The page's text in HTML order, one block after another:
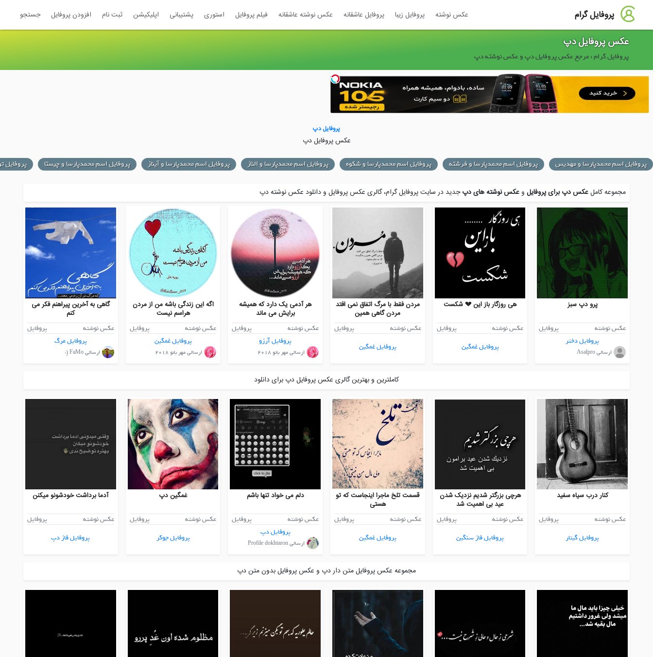
پروفایل گرام عکس نوشته پروفایل زیبا پروفایل عاشقانه عکس نوشته عاشقانه فیلم پروفایل استوری پشتیبانی اپلیکیشن ثبت نام افزودن پروفایل جستجو
عکس پروفایل دپ
پروفایل گرام : مرجع عکس پروفایل دپ و عکس نوشته دپ
پروفایل دپ
عکس پروفایل دپ
پروفایل اسم محمدپارسا و مهدیس پروفایل اسم محمدپارسا و فرشته پروفایل اسم محمدپارسا و شکوه پروفایل اسم محمدپارسا و الناز پروفایل اسم محمدپارسا و آیناز پروفایل اسم محمدپارسا و چیستا پروفایل
مجموعه کاملعکس دپ برای پروفایل وعکس نوشته های دپجدید در سایت پروفایل گرام، گالری عکس پروفایل ودانلود عکس نوشته دپ
پرو دپ سبز
عکس نوشته
پروفایل
پروفایل دختر
ارسالی Asalpro
هی روزگار باز این 💔 شکست
عکس نوشته
پروفایل
پروفایل غمگین
مردن فقط با مرگ اتفاق نمی افتد
مردن گاهی همین
عکس نوشته
پروفایل
پروفایل غمگین
هر آدمی یک دارد که همیشه
برایش می ماند
عکس نوشته
پروفایل
پروفایل آرزو
ارسالی مهر بانو ۲۰۱۸
اگه این زندگی باشه من از مردن
هراسم نیست
عکس نوشته
پروفایل
پروفایل غمگین
ارسالی مهر بانو ۲۰۱۸
گاهی به آخرین پیراهنم فکر می
کنم
عکس نوشته
پروفایل
پروفایل مرگ
ارسالی FaMo (:
کاملترین و بهترین گالری عکس پروفایل دپ برای دانلود
کنار درب سیاه سفید
عکس نوشته
پروفایل
پروفایل گیتار
هرچی بزرگتر شدیم نزدیک شدن
عید بی اهمیت شد
عکس نوشته
پروفایل
پروفایل فاز سنگین
قسمت تلخ ماجرا اینجاست که تو
هستی
عکس نوشته
پروفایل
پروفایل غمگین
دلم می خواد تنها باشم
عکس نوشته
پروفایل
پروفایل دپ
ارسالی Profile dokhtaron
غمگین دپ
عکس نوشته
پروفایل
پروفایل جوکر
آدما برداشت خودشونو میکنن
عکس نوشته
پروفایل
پروفایل فاز دپ
مجموعه عکس پروفایل متن دار دپ و عکس پروفایل بدون متن دپ